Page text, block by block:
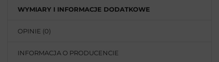
WYMIARY I INFORMACJE DODATKOWE
OPINIE (0)
INFORMACJA O PRODUCENCIE